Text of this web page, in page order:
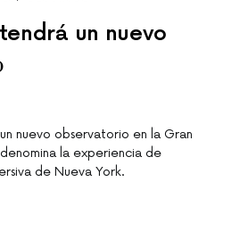
un nuevo
nuevo observatorio en la Gran
la experiencia de
de Nueva York.